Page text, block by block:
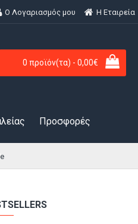
Ο Λογαριασμός μου H Εταιρεία
0 προϊόν(τα) - 0,00€
Προσφορές